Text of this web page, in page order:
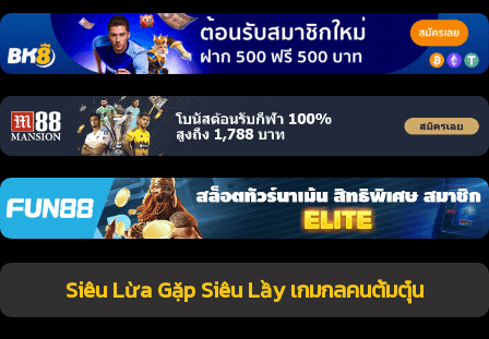
Siêu Lừa Gặp Siêu Lầy เกมกลคนต้มตุ๋น